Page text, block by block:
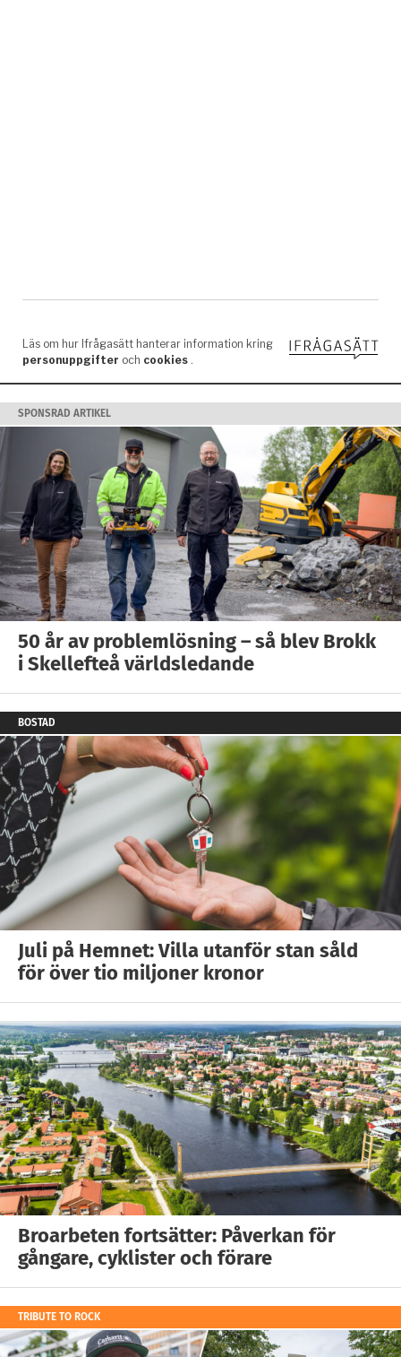
SPONSRAD ARTIKEL
50 år av problemlösning – så blev Brokk
i Skellefteå världsledande
BOSTAD
Juli på Hemnet: Villa utanför stan såld
för över tio miljoner kronor
Broarbeten fortsätter: Påverkan för
gångare, cyklister och förare
TRIBUTE TO ROCK